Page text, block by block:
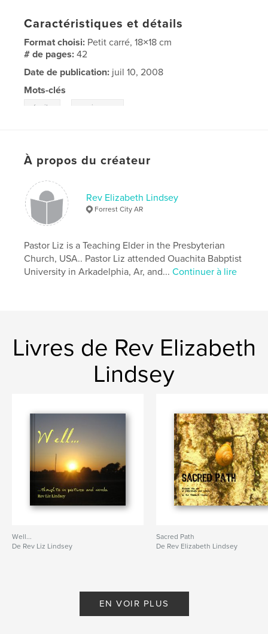
Caractéristiques et détails
Format choisi: Petit carré, 18×18 cm
# de pages:42
Date de publication: juil 10, 2008
Mots-clés
family anniversary
À propos du créateur
Rev Elizabeth Lindsey
Forrest City AR
Pastor Liz is a Teaching Elder in the Presbyterian
Church, USA.. Pastor Liz attended Ouachita Babptist
University in Arkadelphia, Ar, and...Continuer à lire
Livres de Rev Elizabeth
Lindsey
Well...
De Rev Liz Lindsey
Sacred Path
De Rev Elizabeth Lindsey
EN VOIR PLUS